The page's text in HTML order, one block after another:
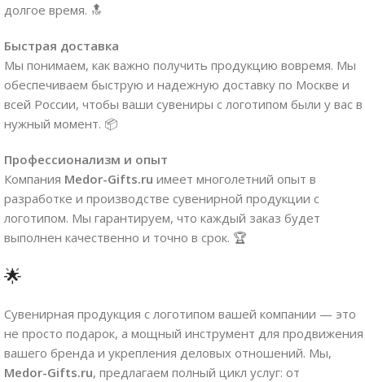
долгое время. 🔝
Быстрая доставка
Мы понимаем, как важно получить продукцию вовремя. Мы
обеспечиваем быструю и надежную доставку по Москве и
всей России, чтобы ваши сувениры с логотипом были у вас в
нужный момент. 📦
Профессионализм и опыт
Компания Medor-Gifts.ru имеет многолетний опыт в
разработке и производстве сувенирной продукции с
логотипом. Мы гарантируем, что каждый заказ будет
выполнен качественно и точно в срок. 🏆
🌟
Сувенирная продукция с логотипом вашей компании — это
не просто подарок, а мощный инструмент для продвижения
вашего бренда и укрепления деловых отношений. Мы,
Medor-Gifts.ru, предлагаем полный цикл услуг: от